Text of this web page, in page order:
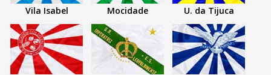
Vila Isabel Mocidade U. da Tijuca